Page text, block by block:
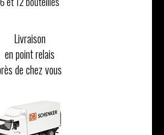
Livraison
en point relais
de chez vous